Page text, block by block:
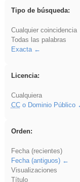
Tipo de búsqueda:
Cualquier coincidencia
Todas las palabras
Exacta
Licencia:
Cualquiera
CCo Dominio Público
Orden:
Fecha (recientes)
Fecha (antiguos)
Visualizaciones
Título